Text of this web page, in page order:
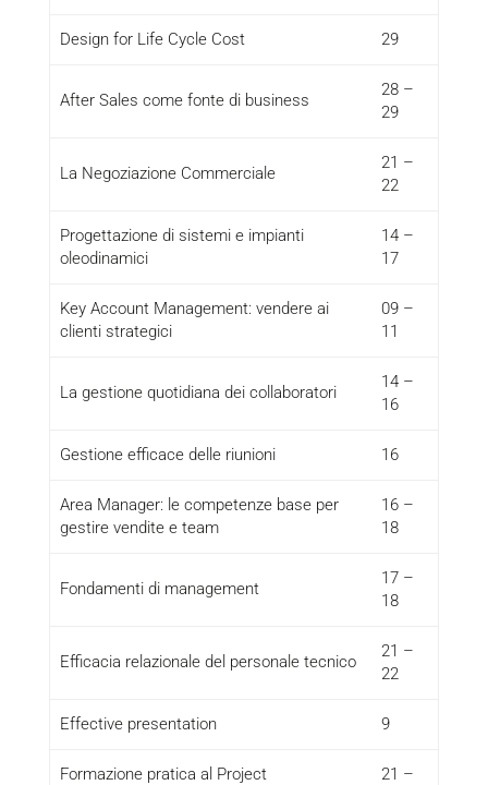
Design for Life Cycle Cost 29
After Sales come fonte di business
28 –
29
La Negoziazione Commerciale
21 –
22
Progettazione di sistemi e impianti
oleodinamici
14 –
17
Key Account Management: vendere ai
clienti strategici
09 –
11
La gestione quotidiana dei collaboratori
14 –
16
Gestione efficace delle riunioni 16
Area Manager: le competenze base per
gestire vendite e team
16 –
18
Fondamenti di management
17 –
18
Efficacia relazionale del personale tecnico
21 –
22
Effective presentation 9
Formazione pratica al Project
21 –